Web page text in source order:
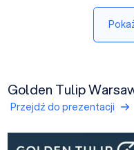
Golden Tulip
Przejdź do prezentacji